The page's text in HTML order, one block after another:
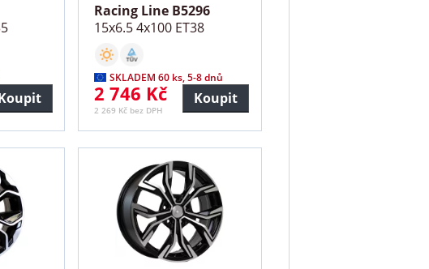
Racing Line B5296
15x6.5 4x100 ET38
SKLADEM 60 ks, 5-8 dnů
2 746 Kč
2 269 Kč bez DPH
Koupit